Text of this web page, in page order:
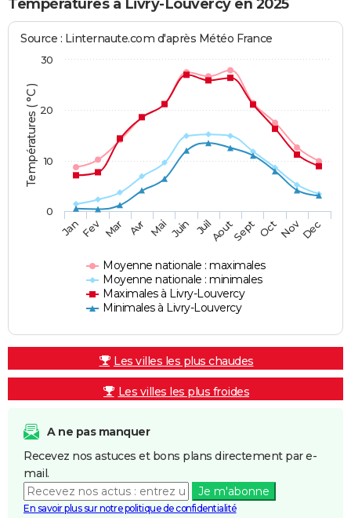
Températures à Livry-Louvercy en 2025
Températures ( °C )
Source : Linternaute.com d'après Météo France
Moyenne nationale : maximales
Moyenne nationale : minimales
Maximales à Livry-Louvercy
Minimales à Livry-Louvercy
JanFev Mar Avr Mai Juin JuilAoutSept OctNovDec
0
10
20
30
Les villes les plus chaudes
Les villes les plus froides
A ne pas manquer
Recevez nos astuces et bons plans directement par e-
mail.
Je m'abonne
En savoir plus sur notre politique de confidentialité